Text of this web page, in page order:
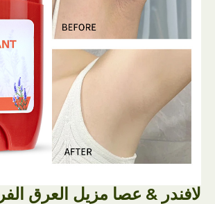
لافندر & عصا مزيل العرق